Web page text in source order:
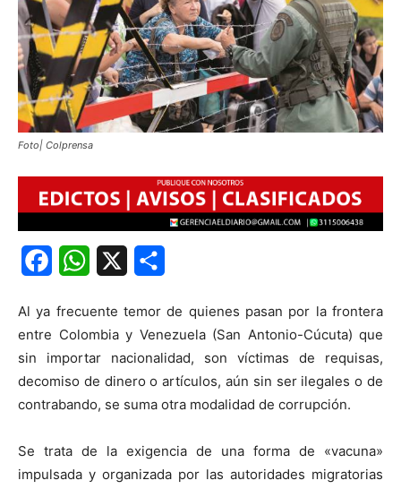
Foto| Colprensa
FacebookWhatsApp
Al ya frecuente temor de quienes pasan por la frontera
entre Colombia y Venezuela (San Antonio-Cúcuta) que
sin importar nacionalidad, son víctimas de requisas,
decomiso de dinero o artículos, aún sin ser ilegales o de
contrabando, se suma otra modalidad de corrupción.
Se trata de la exigencia de una forma de «vacuna»
impulsada y organizada por las autoridades migratorias